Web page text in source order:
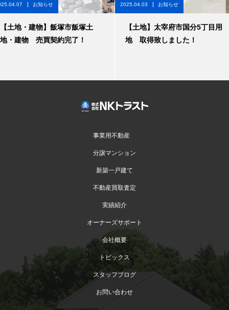
お知らせ
【土地・建物】飯塚市飯塚土
地・建物 売買契約完了！
2025.04.03 お知らせ
【土地】太宰府市国分5丁目用
地 取得致しました！
事業用不動産
分譲マンション
新築一戸建て
不動産買取査定
実績紹介
オーナーズサポート
会社概要
トピックス
スタッフブログ
お問い合わせ